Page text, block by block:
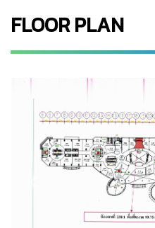
FLOOR PLAN